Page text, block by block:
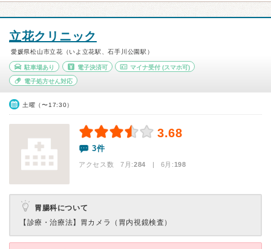
立花クリニック
愛媛県松山市立花（いよ立花駅、石手川公園駅）
駐車場あり 電子決済可 マイナ受付 (スマホ可)
電子処方せん対応
土曜（〜17:30）
3.68
3件
アクセス数 7月:284 | 6月:198
胃腸科について
【診療・治療法】 胃カメラ（胃内視鏡検査）